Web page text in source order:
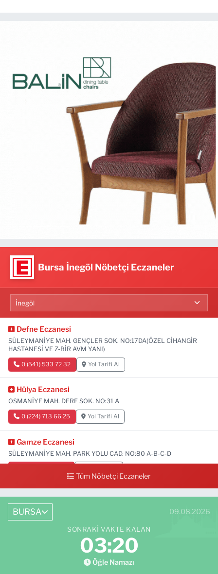
Bursa İnegöl Nöbetçi Eczaneler
Defne Eczanesi
SÜLEYMANİYE MAH. GENÇLER SOK. NO:17DA(ÖZEL CİHANGİR
HASTANESİ VE Z-BİR AVM YANI)
0 (541) 533 72 32 Yol Tarifi Al
Hülya Eczanesi
OSMANİYE MAH. DERE SOK. NO:31 A
0 (224) 713 66 25 Yol Tarifi Al
Gamze Eczanesi
SÜLEYMANİYE MAH. PARK YOLU CAD. NO:80 A-B-C-D
Tüm Nöbetçi Eczaneler
BURSA 09.08.2026
SONRAKI VAKTE KALAN
03:19
Öğle Namazı